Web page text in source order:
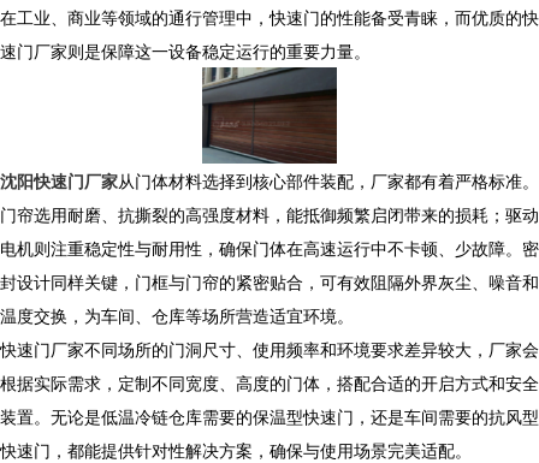
在工业、商业等领域的通行管理中，快速门的性能备受青睐，而优质的快
速门厂家则是保障这一设备稳定运行的重要力量。​
沈阳快速门厂家从门体材料选择到核心部件装配，厂家都有着严格标准。
门帘选用耐磨、抗撕裂的高强度材料，能抵御频繁启闭带来的损耗；驱动
电机则注重稳定性与耐用性，确保门体在高速运行中不卡顿、少故障。密
封设计同样关键，门框与门帘的紧密贴合，可有效阻隔外界灰尘、噪音和
温度交换，为车间、仓库等场所营造适宜环境。
​ 快速门厂家不同场所的门洞尺寸、使用频率和环境要求差异较大，厂家会
根据实际需求，定制不同宽度、高度的门体，搭配合适的开启方式和安全
装置。无论是低温冷链仓库需要的保温型快速门，还是车间需要的抗风型
快速门，都能提供针对性解决方案，确保与使用场景完美适配。​